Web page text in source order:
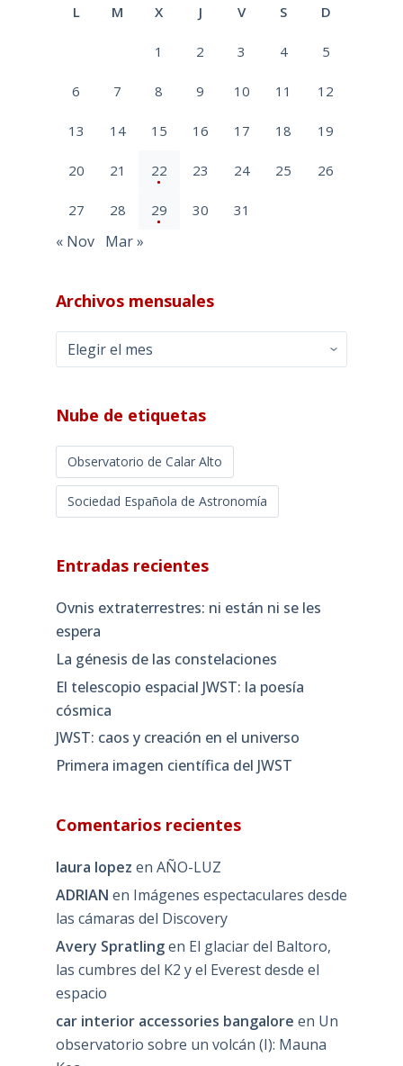
L M X J V S D
1 2 3 4 5
6 7 8 9 10 11 12
13 14 15 16 17 18 19
20 21 22 23 24 25 26
27 28 29 30 31
« Nov Mar »
Archivos mensuales
Archivos
mensuales
Nube de etiquetas
Observatorio de Calar Alto
Sociedad Española de Astronomía
Entradas recientes
Ovnis extraterrestres: ni están ni se les
espera
La génesis de las constelaciones
El telescopio espacial JWST: la poesía
cósmica
JWST: caos y creación en el universo
Primera imagen científica del JWST
Comentarios recientes
laura lopez en AÑO-LUZ
ADRIAN en Imágenes espectaculares desde
las cámaras del Discovery
Avery Spratlingen El glaciar del Baltoro,
las cumbres del K2 y el Everest desde el
espacio
car interior accessories bangalore en Un
observatorio sobre un volcán (I): Mauna